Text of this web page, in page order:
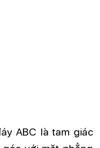
ABC là tam giác